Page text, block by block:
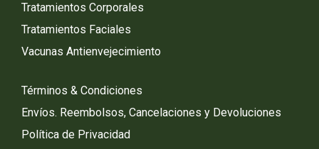
Tratamientos Corporales
Tratamientos Faciales
Vacunas Antienvejecimiento
Términos & Condiciones
Envíos. Reembolsos, Cancelaciones y Devoluciones
Política de Privacidad